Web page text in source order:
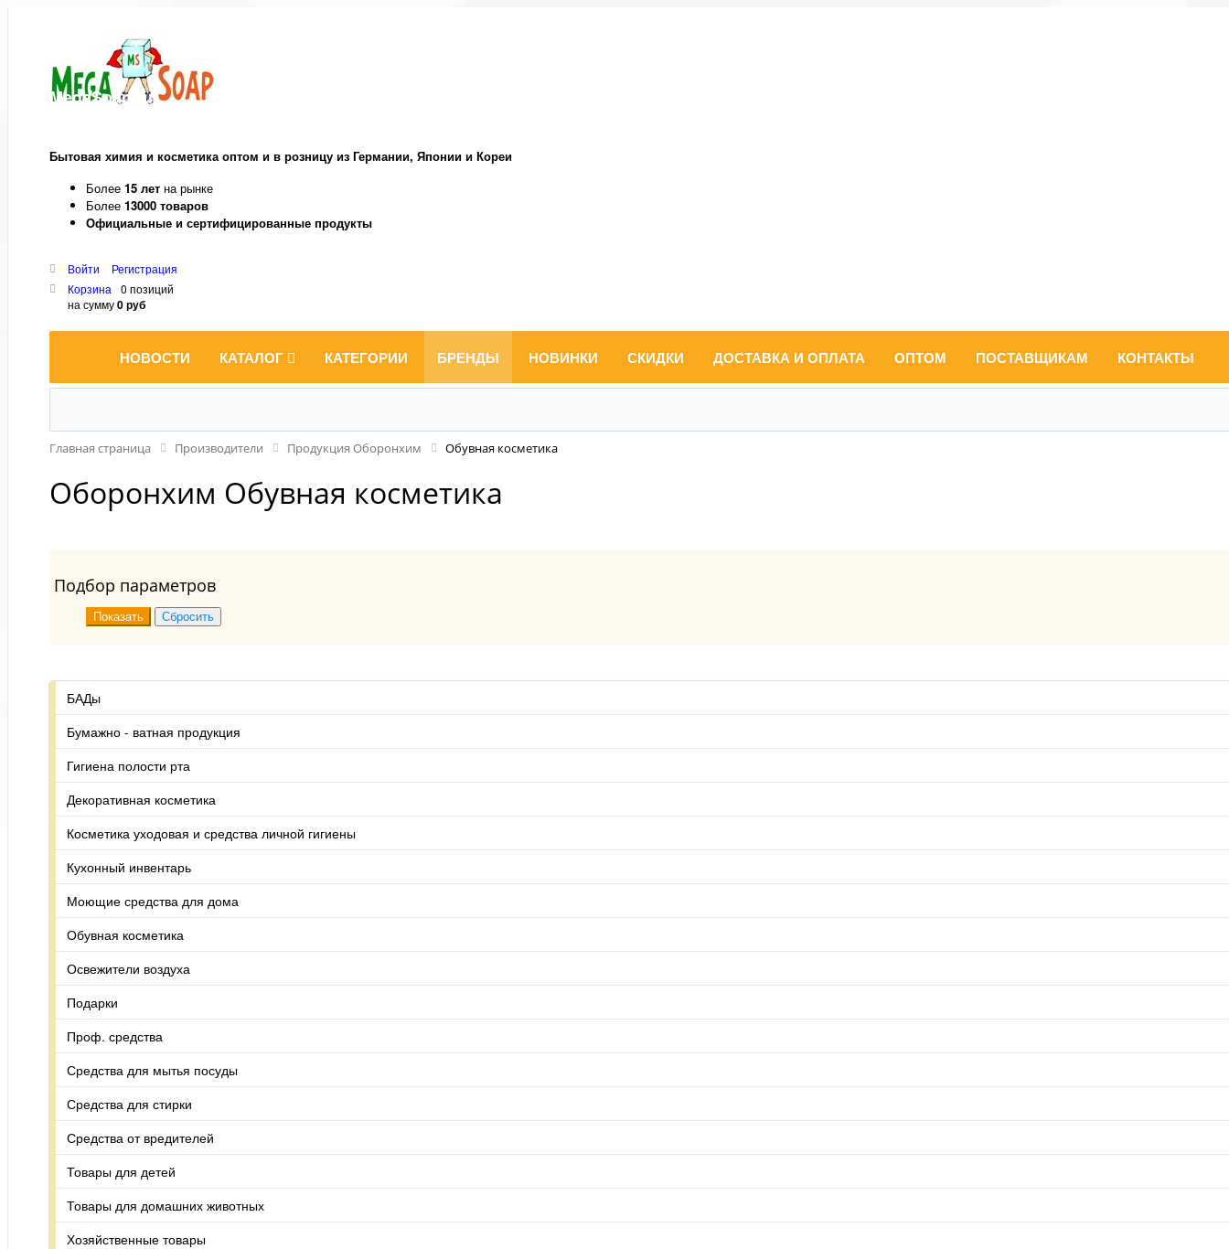
MegaSoap.ru
Бытовая химия и косметика оптом и в розницу из Германии, Японии и Кореи
Более 15 лет на рынке
Более 13000 товаров
Официальные и сертифицированные продукты
Войти
Регистрация
Корзина
0 позиций
на сумму0 руб
НОВОСТИ КАТАЛОГ КАТЕГОРИИ БРЕНДЫ НОВИНКИ СКИДКИ ДОСТАВКА И ОПЛАТА ОПТОМ ПОСТАВЩИКАМ КОНТАКТЫ
Главная страница Производители Продукция Оборонхим Обувная косметика
Оборонхим Обувная косметика
Подбор параметров
БАДы
Бумажно - ватная продукция
Гигиена полости рта
Декоративная косметика
Косметика уходовая и средства личной гигиены
Кухонный инвентарь
Моющие средства для дома
Обувная косметика
Освежители воздуха
Подарки
Проф. средства
Средства для мытья посуды
Средства для стирки
Средства от вредителей
Товары для детей
Товары для домашних животных
Хозяйственные товары